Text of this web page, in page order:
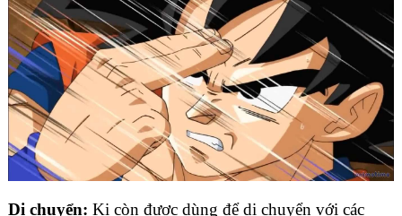
(Các loại võ công trong Dragon Ball – Võ thuật trong Dragon Ball,type of skill dragon
ball)
Di chuyển: Ki còn được dùng để di chuyển với các